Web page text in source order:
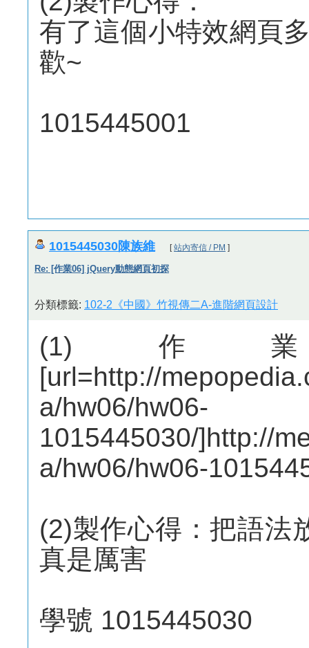
有了這個小特效網頁
歡~
1015445001
1015445030陳族維 [站內寄信 / PM ]
Re: [作業06] jQuery動態網頁初探
分類標籤: 102-2《中國》竹視傳二A-進階網頁設計
(1)作
[url=http://
a/hw06/hw06-
1015445030/]http://
a/hw06/hw06-
(2)製作心得：把語法
真是厲害
學號 1015445030